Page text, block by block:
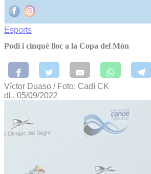
Esports
Podi i cinquè lloc a la Copa del Món
Víctor Duaso / Foto: Cadí CK
dl., 05/09/2022